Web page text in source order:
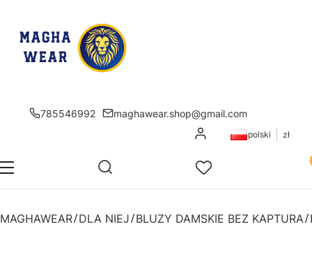
785546992
maghawear.shop@gmail.com
Zaloguj siępolski zł
Menu Otwórz wyszukiwarkę
Szukaj Ulubione
MAGHAWEAR DLA NIEJ BLUZY DAMSKIE BEZ KAPTURA